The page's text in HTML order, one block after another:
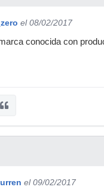
el 08/02/2017
conocida con
el 09/02/2017